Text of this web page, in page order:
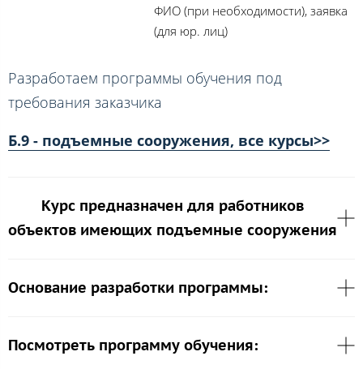
ФИО (при необходимости), заявка
(для юр. лиц)
Разработаем программы обучения под
требования заказчика
Б.9 - подъемные сооружения, все курсы>>
Курс предназначен для работников
объектов имеющих подъемные сооружения
Основание разработки программы:
Посмотреть программу обучения: